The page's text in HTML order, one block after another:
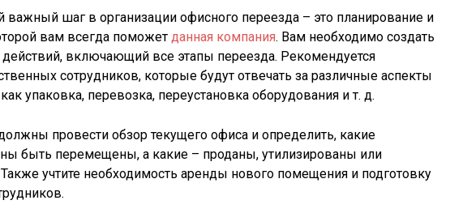
шаг в организации офисного переезда – это планирование и
вам всегда поможет данная компания. Вам необходимо создать
включающий все этапы переезда. Рекомендуется
сотрудников, которые будут отвечать за различные аспекты
упаковка, перевозка, переустановка оборудования и т. д.
провести обзор текущего офиса и определить, какие
быть перемещены, а какие – проданы, утилизированы или
учтите необходимость аренды нового помещения и подготовку